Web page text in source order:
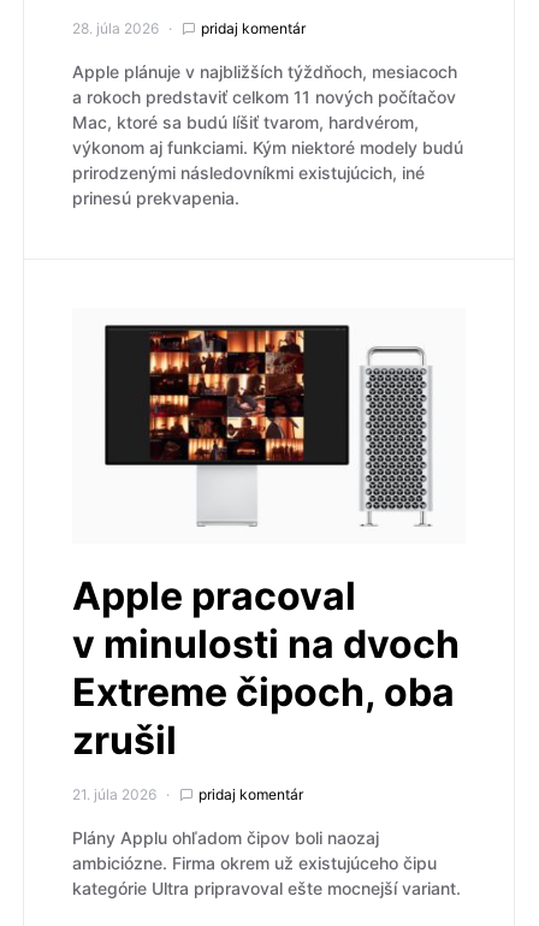
28. júla 2026 pridaj komentár
Apple plánuje v najbližších týždňoch, mesiacoch
a rokoch predstaviť celkom 11 nových počítačov
Mac, ktoré sa budú líšiť tvarom, hardvérom,
výkonom aj funkciami. Kým niektoré modely budú
prirodzenými následovníkmi existujúcich, iné
prinesú prekvapenia.
Apple pracoval
v minulosti na dvoch
Extreme čipoch, oba
zrušil
21. júla 2026 pridaj komentár
Plány Applu ohľadom čipov boli naozaj
ambiciózne. Firma okrem už existujúceho čipu
kategórie Ultra pripravoval ešte mocnejší variant.